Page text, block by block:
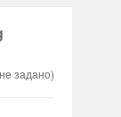
задано)